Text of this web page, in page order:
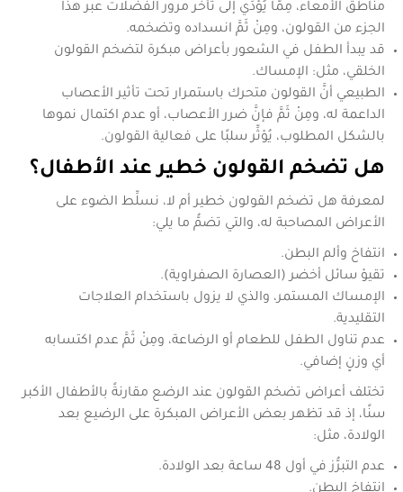
مناطق الأمعاء، مِمَّا يُؤدِّي إلى تأخُّر مرور الفضلات عبر هذا
الجزء من القولون، ومِنْ ثَمَّ انسداده وتضخمه.
قد يبدأ الطفل في الشعور بأعراض مبكرة لتضخم القولون
الخلقي، مثل: الإمساك.
الطبيعي أنَّ القولون متحرك باستمرار تحت تأثير الأعصاب
الداعمة له، ومِنْ ثَمَّ فإنَّ ضرر الأعصاب، أو عدم اكتمال نموها
بالشكل المطلوب، يُؤثِّر سلبًا على فعالية القولون.
هل تضخم القولون خطيرعند الأطفال؟
لمعرفة هل تضخم القولون خطير أم لا، نسلِّط الضوء على
الأعراض المصاحبة له، والتي تضمُّ ما يلي:
انتفاخ وألم البطن.
تقيؤ سائل أخضر (العصارة الصفراوية).
الإمساك المستمر، والذي لا يزول باستخدام العلاجات
التقليدية.
عدم تناول الطفل للطعام أو الرضاعة، ومِنْ ثَمَّ عدم اكتسابه
أي وزنٍ إضافي.
تختلف أعراض تضخم القولون عند الرضع مقارنةً بالأطفال الأكبر
سنًا، إذ قد تظهر بعض الأعراض المبكرة على الرضيع بعد
الولادة، مثل:
عدم التبرُّز في أول 48 ساعة بعد الولادة.